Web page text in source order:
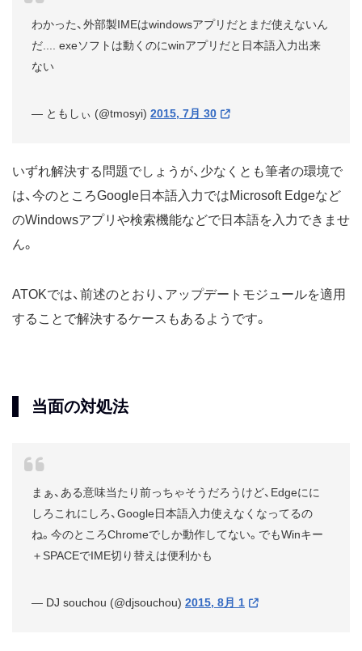
わかった、外部製IMEはwindowsアプリだとまだ使えないん
だ.... exeソフトは動くのにwinアプリだと日本語入力出来
ない
— ともしぃ (@tmosyi) 2015, 7月 30
いずれ解決する問題でしょうが、少なくとも筆者の環境で
は、今のところGoogle日本語入力ではMicrosoft Edgeなど
のWindowsアプリや検索機能などで日本語を入力できませ
ん。
ATOKでは、前述のとおり、アップデートモジュールを適用
することで解決するケースもあるようです。
当面の対処法
まぁ、ある意味当たり前っちゃそうだろうけど、Edgeにに
しろこれにしろ、Google日本語入力使えなくなってるの
ね。今のところChromeでしか動作してない。でもWinキー
＋SPACEでIME切り替えは便利かも
— DJ souchou (@djsouchou) 2015, 8月 1